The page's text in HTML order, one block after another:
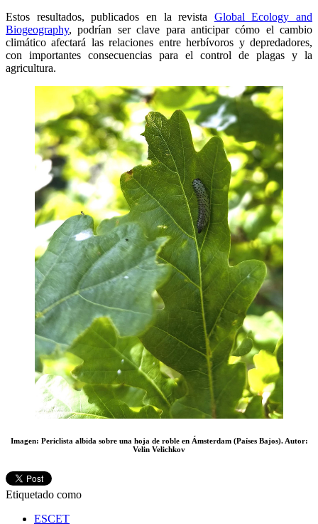
Estos resultados, publicados en la revista Global Ecology and
Biogeography, podrían ser clave para anticipar cómo el cambio
climático afectará las relaciones entre herbívoros y depredadores,
con importantes consecuencias para el control de plagas y la
agricultura.
Imagen: Periclista albida sobre una hoja de roble en Ámsterdam (Países Bajos). Autor:
Velin Velichkov
Etiquetado como
ESCET